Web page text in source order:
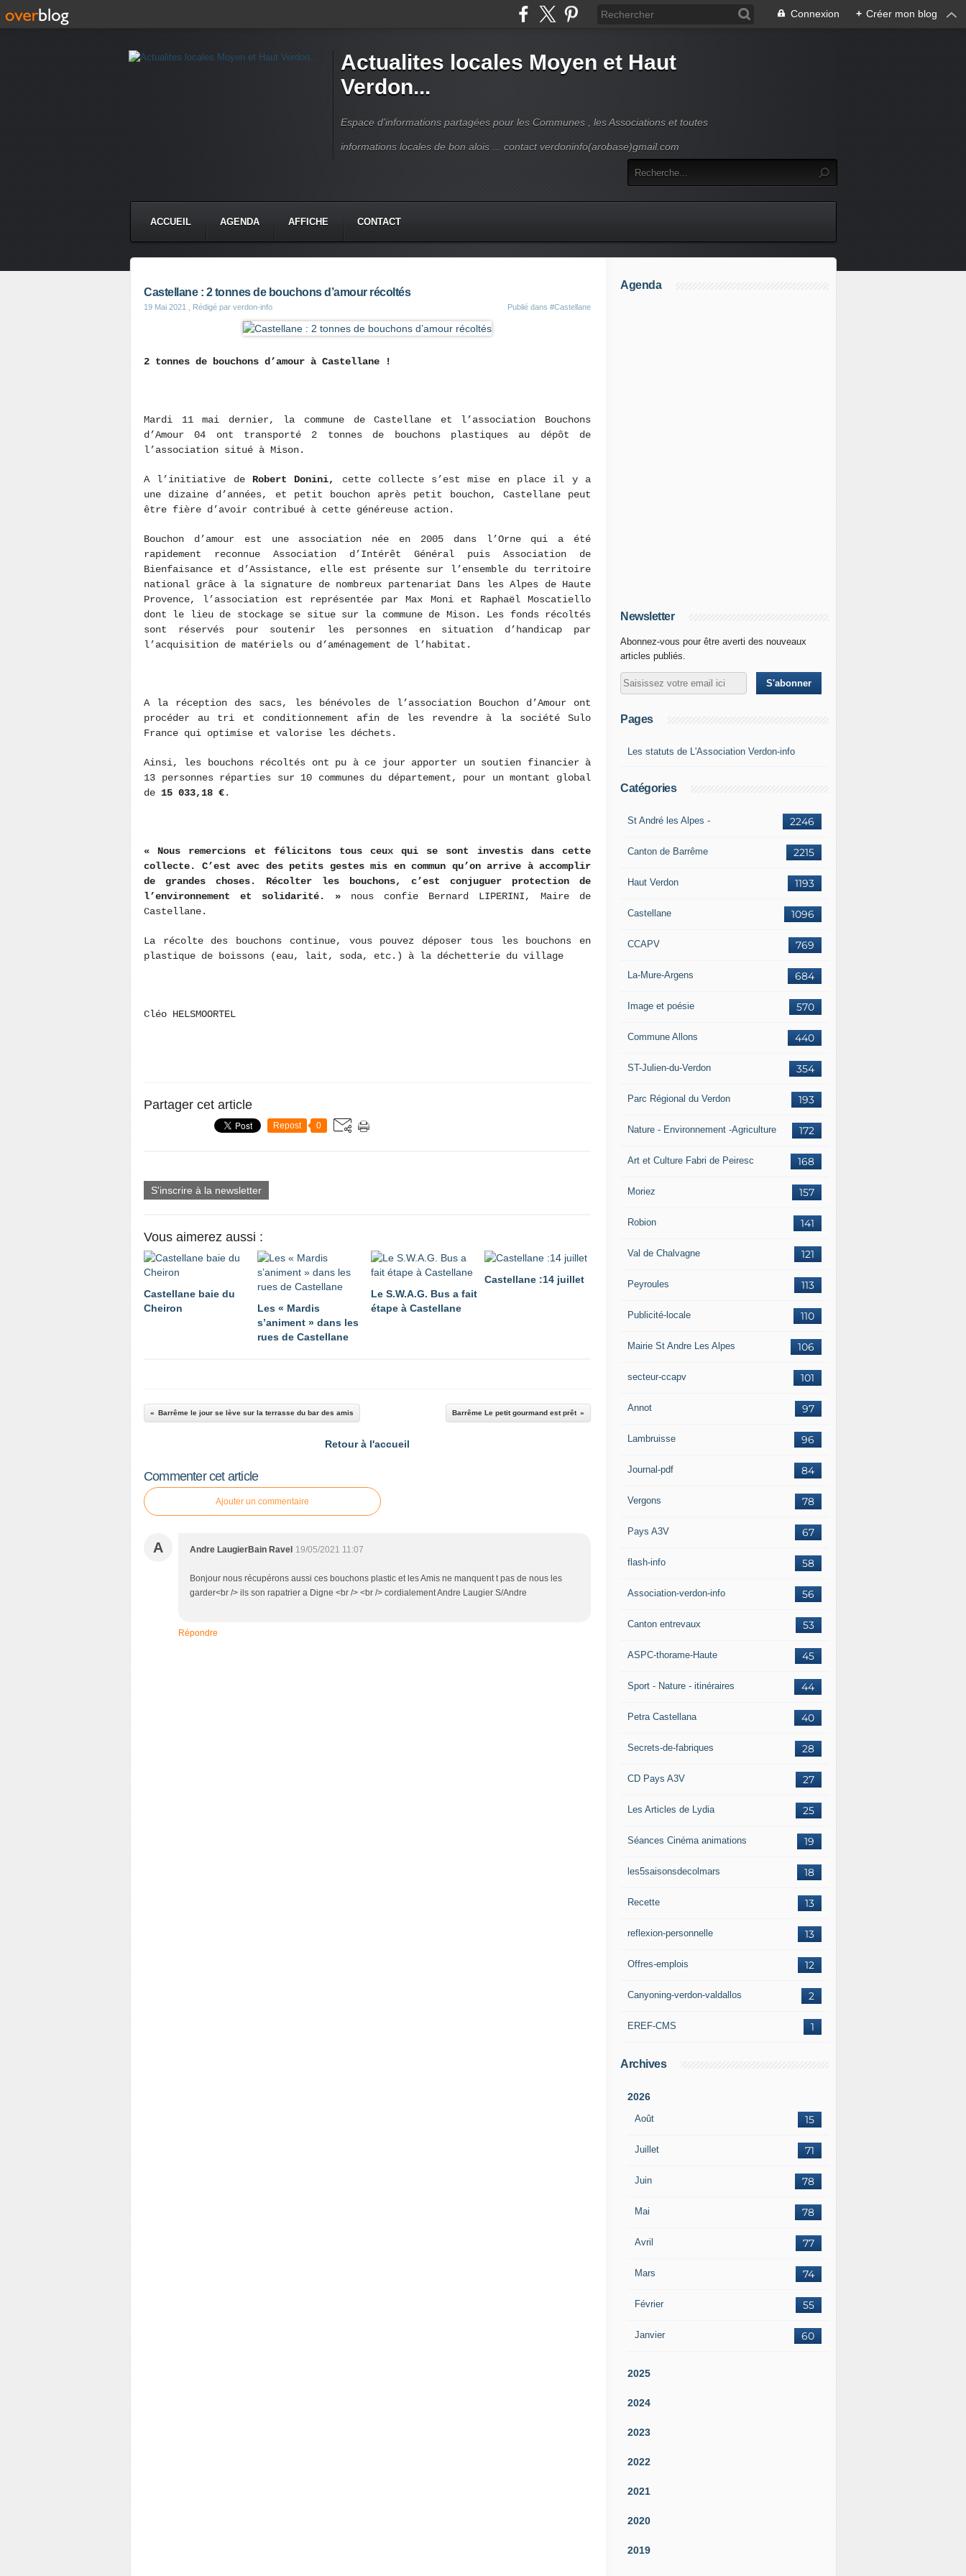
Connexion + Créer mon blog
Actualites locales Moyen et Haut
Verdon...
Espace d'informations partagées pour les Communes , les Associations et toutes
informations locales de bon alois ... contact verdoninfo(arobase)gmail.com
ACCUEIL AGENDA AFFICHE CONTACT
Castellane : 2 tonnes de bouchons d’amour récoltés
19 Mai 2021 , Rédigé par verdon-info Publié dans #Castellane
2 tonnes de bouchons d’amour à Castellane !
Mardi 11 mai dernier, la commune de Castellane et l’association Bouchons
d’Amour 04 ont transporté 2 tonnes de bouchons plastiques au dépôt de
l’association situé à Mison.
A l’initiative de Robert Donini,
cette collecte s’est mise en place il y a
une dizaine d’années, et petit bouchon après petit bouchon, Castellane peut
être fière d’avoir contribué à cette généreuse action.
Bouchon d’amour est une association née en 2005 dans l’Orne qui a été
rapidement reconnue Association d’Intérêt Général puis Association de
Bienfaisance et d’Assistance, elle est présente sur l’ensemble du territoire
national grâce à la signature de nombreux partenariat Dans les Alpes de Haute
Provence, l’association est représentée par Max Moni et Raphaël Moscatiello
dont le lieu de stockage se situe sur la commune de Mison. Les fonds récoltés
sont réservés pour soutenir les personnes en situation d’handicap par
l’acquisition de matériels ou d’aménagement de l’habitat.
A la réception des sacs, les bénévoles de l’association Bouchon d’Amour ont
procéder au tri et conditionnement afin de les revendre à la société Sulo
France qui optimise et valorise les déchets.
Ainsi, les bouchons récoltés ont pu à ce jour apporter un soutien financier à
13 personnes réparties sur 10 communes du département, pour un montant global
de 15 033,18 €.
« Nous remercions et félicitons tous ceux qui se sont investis dans cette
collecte. C’est avec des petits gestes mis en commun qu’on arrive à accomplir
de grandes choses. Récolter les bouchons, c’est conjuguer protection de
l’environnement et solidarité. » nous confie Bernard LIPERINI, Maire de
Castellane.
La récolte des bouchons continue, vous pouvez déposer tous les bouchons en
plastique de boissons (eau, lait, soda, etc.) à la déchetterie du village
Cléo HELSMOORTEL
Partager cet article
Repost 0
S'inscrire à la newsletter
Vous aimerez aussi :
Castellane baie du
Cheiron
Les « Mardis
s’animent » dans les
rues de Castellane
Le S.W.A.G. Bus a fait
étape à Castellane
Castellane :14 juillet
Barrême le jour se lève sur la terrasse du bar des amis Barrême Le petit gourmand est prêt
Retour à l'accueil
Commenter cet article
Ajouter un commentaire
A Andre LaugierBain Ravel 19/05/2021 11:07
Bonjour nous récupérons aussi ces bouchons plastic et les Amis ne manquent t pas de nous les
garder<br /> ils son rapatrier a Digne <br /> <br /> cordialement Andre Laugier S/Andre
Répondre
Agenda
Newsletter
Abonnez-vous pour être averti des nouveaux
articles publiés.
Pages
Les statuts de L'Association Verdon-info
Catégories
2246
St André les Alpes -
2215
Canton de Barrême
1193
Haut Verdon
1096
Castellane
769
CCAPV
684
La-Mure-Argens
570
Image et poésie
440
Commune Allons
354
ST-Julien-du-Verdon
193
Parc Régional du Verdon
172
Nature - Environnement -Agriculture
168
Art et Culture Fabri de Peiresc
157
Moriez
141
Robion
121
Val de Chalvagne
113
Peyroules
110
Publicité-locale
106
Mairie St Andre Les Alpes
101
secteur-ccapv
97
Annot
96
Lambruisse
84
Journal-pdf
78
Vergons
67
Pays A3V
58
flash-info
56
Association-verdon-info
53
Canton entrevaux
45
ASPC-thorame-Haute
44
Sport - Nature - itinéraires
40
Petra Castellana
28
Secrets-de-fabriques
27
CD Pays A3V
25
Les Articles de Lydia
19
Séances Cinéma animations
18
les5saisonsdecolmars
13
Recette
13
reflexion-personnelle
12
Offres-emplois
2
Canyoning-verdon-valdallos
1
EREF-CMS
Archives
2026
Août 15
Juillet 71
Juin 78
Mai 78
Avril 77
Mars 74
Février 55
Janvier 60
2025
2024
2023
2022
2021
2020
2019